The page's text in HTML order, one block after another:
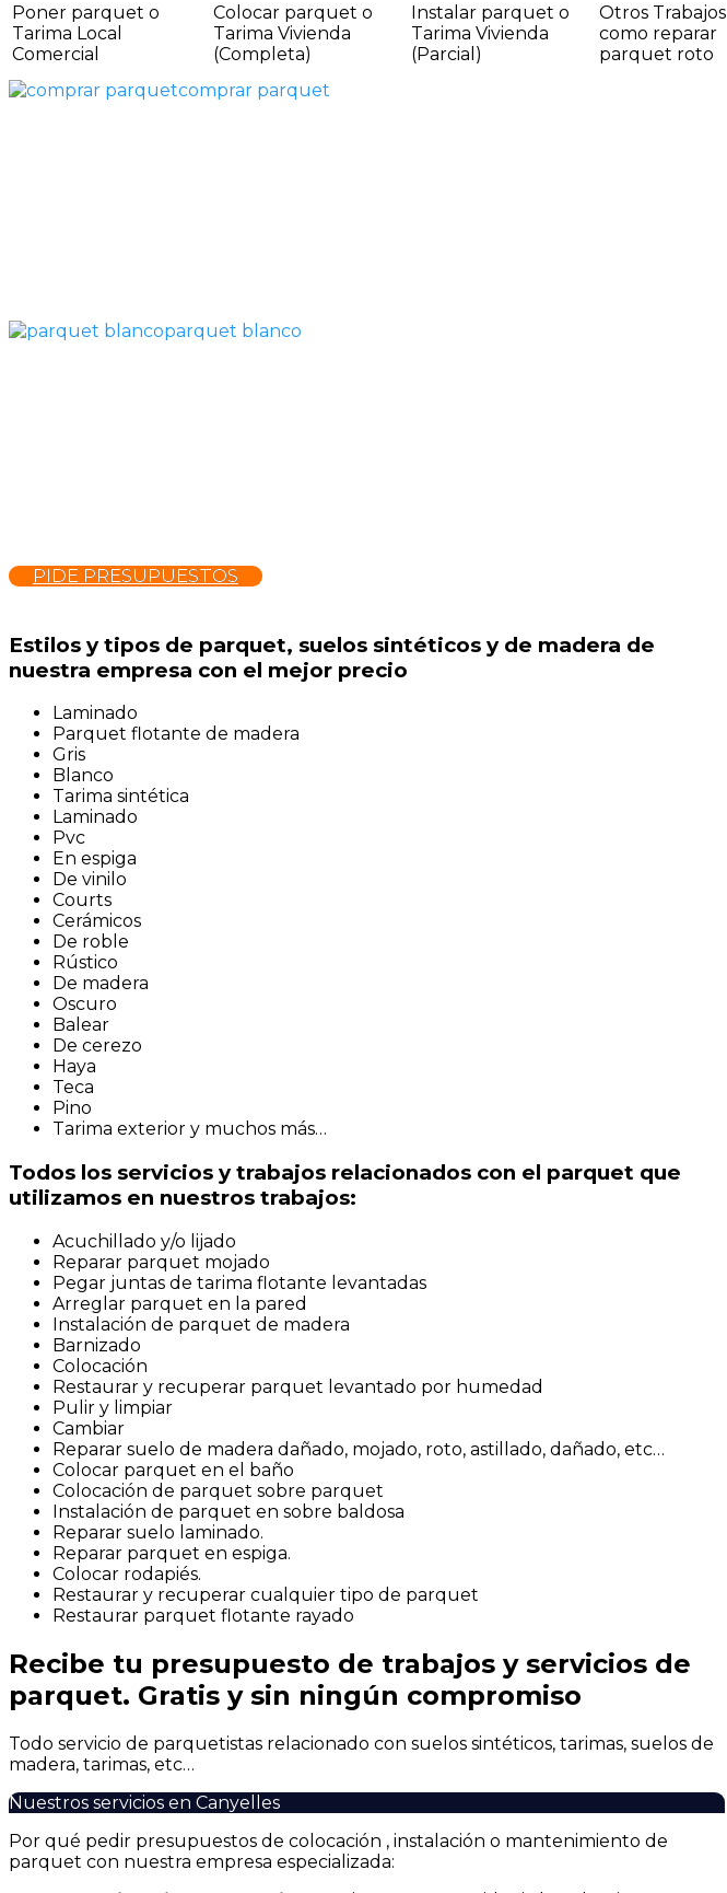
Poner parquet o
Tarima Local
Comercial
Colocar parquet o
Tarima Vivienda
(Completa)
Instalar parquet o
Tarima Vivienda
(Parcial)
Otros Trabajos
como reparar
parquet roto
comprar parquet
parquet blanco
PIDE PRESUPUESTOS
Estilos y tipos de parquet, suelos sintéticos y de madera de
nuestra empresa con el mejor precio
Laminado
Parquet flotante de madera
Gris
Blanco
Tarima sintética
Laminado
Pvc
En espiga
De vinilo
Courts
Cerámicos
De roble
Rústico
De madera
Oscuro
Balear
De cerezo
Haya
Teca
Pino
Tarima exterior y muchos más…
Todos los servicios y trabajos relacionados con el parquet que
utilizamos en nuestros trabajos:
Acuchillado y/o lijado
Reparar parquet mojado
Pegar juntas de tarima flotante levantadas
Arreglar parquet en la pared
Instalación de parquet de madera
Barnizado
Colocación
Restaurar y recuperar parquet levantado por humedad
Pulir y limpiar
Cambiar
Reparar suelo de madera dañado, mojado, roto, astillado, dañado, etc…
Colocar parquet en el baño
Colocación de parquet sobre parquet
Instalación de parquet en sobre baldosa
Reparar suelo laminado.
Reparar parquet en espiga.
Colocar rodapiés.
Restaurar y recuperar cualquier tipo de parquet
Restaurar parquet flotante rayado
Recibe tu presupuesto de trabajos y servicios de
parquet. Gratis y sin ningún compromiso
Todo servicio de parquetistas relacionado con suelos sintéticos, tarimas, suelos de
madera, tarimas, etc…
Nuestros servicios en Canyelles
Por qué pedir presupuestos de colocación , instalación o mantenimiento de
parquet con nuestra empresa especializada: